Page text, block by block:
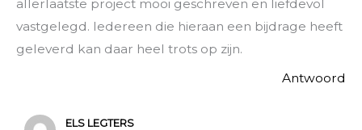
allerlaatste project mooi geschreven en liefdevol
vastgelegd. Iedereen die hieraan een bijdrage heeft
geleverd kan daar heel trots op zijn.
Antwoord
ELS LEGTERS